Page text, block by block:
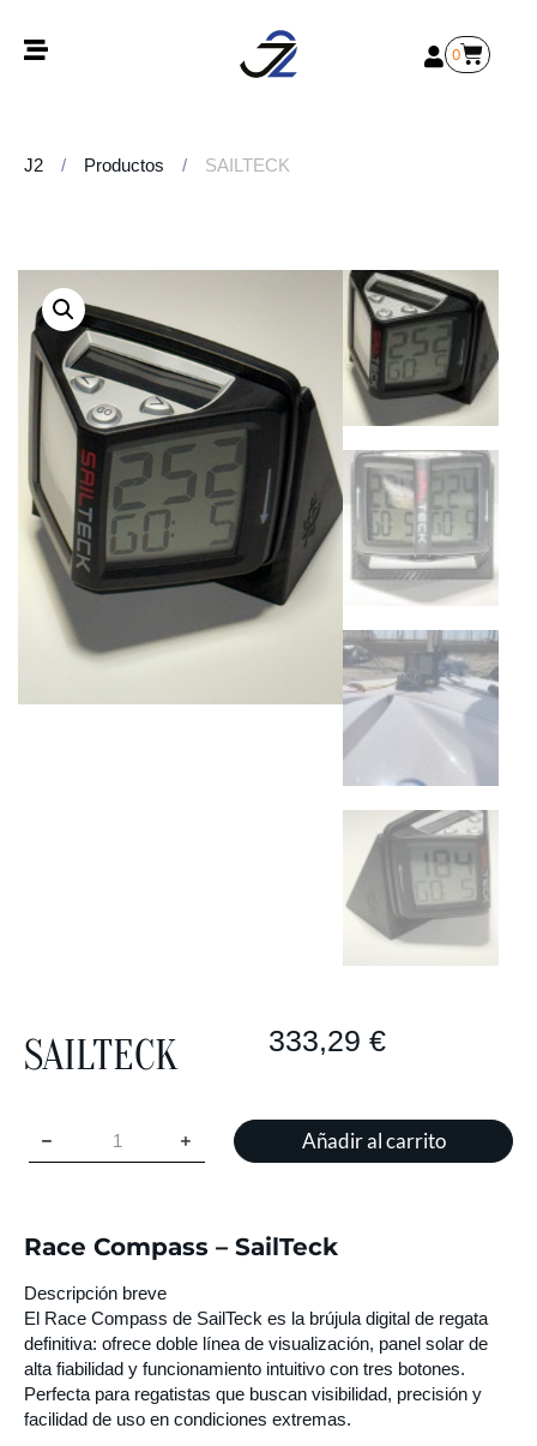
0
J2 / Productos / SAILTECK
SAILTECK 333,29 €
Añadir al carrito
Race Compass – SailTeck
Descripción breve
El Race Compass de SailTeck es la brújula digital de regata
definitiva: ofrece doble línea de visualización, panel solar de
alta fiabilidad y funcionamiento intuitivo con tres botones.
Perfecta para regatistas que buscan visibilidad, precisión y
facilidad de uso en condiciones extremas.